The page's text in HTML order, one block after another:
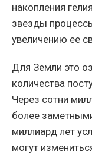
накопления
звезды
увеличению ее
Для Земли это
количества
Через сотни
более
миллиард лет
могут